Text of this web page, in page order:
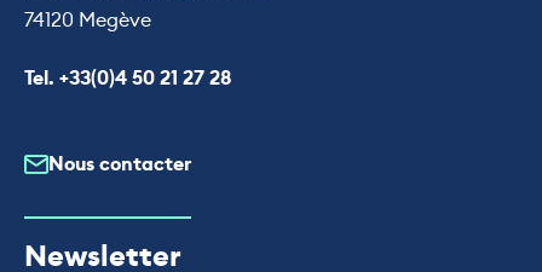
74120 Megève
Appeler le
Tel. +33(0)4 50 21 27 28
Nous contacter
Newsletter